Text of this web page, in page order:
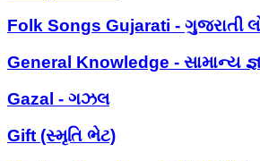
Folk Songs Gujarati - ગુજરાતી
General Knowledge - સામાન્ય
Gazal - ગઝલ
Gift (સ્મૃતિ ભેટ)